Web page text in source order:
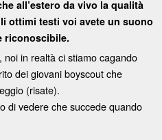
all’estero da vivo la qualità
ottimi testi voi avete un suono
riconoscibile.
noi in realtà ci stiamo cagando
dei giovani boyscout che
(risate).
di vedere che succede quando